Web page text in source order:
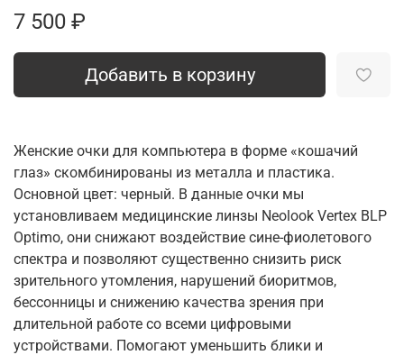
7 500 ₽
Добавить в корзину
Женские очки для компьютера в форме «кошачий
глаз» скомбинированы из металла и пластика.
Основной цвет: черный. В данные очки мы
установливаем медицинские линзы Neolook Vertex BLP
Optimo, они снижают воздействие сине-фиолетового
спектра и позволяют существенно снизить риск
зрительного утомления, нарушений биоритмов,
бессонницы и снижению качества зрения при
длительной работе со всеми цифровыми
устройствами. Помогают уменьшить блики и